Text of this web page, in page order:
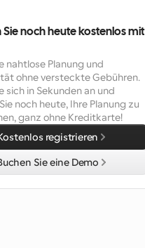
Sie noch heute kostenlos mit
nahtlose Planung und
ohne versteckte Gebühren.
sich in Sekunden an und
noch heute, Ihre Planung zu
ganz ohne Kreditkarte!
registrieren
Sie eine Demo